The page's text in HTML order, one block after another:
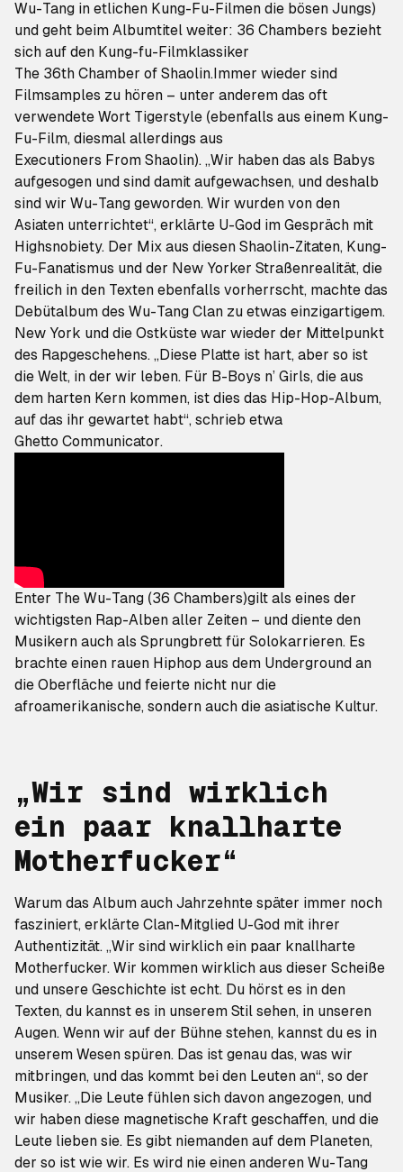
Wu-Tang in etlichen Kung-Fu-Filmen die bösen Jungs)
und geht beim Albumtitel weiter: 36 Chambers bezieht
sich auf den Kung-fu-Filmklassiker
The 36th Chamber of Shaolin.Immer wieder sind
Filmsamples zu hören – unter anderem das oft
verwendete Wort Tigerstyle (ebenfalls aus einem Kung-
Fu-Film, diesmal allerdings aus
Executioners From Shaolin). „Wir haben das als Babys
aufgesogen und sind damit aufgewachsen, und deshalb
sind wir Wu-Tang geworden. Wir wurden von den
Asiaten unterrichtet“, erklärte U-God im Gespräch mit
Highsnobiety. Der Mix aus diesen Shaolin-Zitaten, Kung-
Fu-Fanatismus und der New Yorker Straßenrealität, die
freilich in den Texten ebenfalls vorherrscht, machte das
Debütalbum des Wu-Tang Clan zu etwas einzigartigem.
New York und die Ostküste war wieder der Mittelpunkt
des Rapgeschehens. „Diese Platte ist hart, aber so ist
die Welt, in der wir leben. Für B-Boys n’ Girls, die aus
dem harten Kern kommen, ist dies das Hip-Hop-Album,
auf das ihr gewartet habt“, schrieb etwa
Ghetto Communicator.
Enter The Wu-Tang (36 Chambers)gilt als eines der
wichtigsten Rap-Alben aller Zeiten – und diente den
Musikern auch als Sprungbrett für Solokarrieren. Es
brachte einen rauen Hiphop aus dem Underground an
die Oberfläche und feierte nicht nur die
afroamerikanische, sondern auch die asiatische Kultur.
„Wir sind wirklich
ein paar knallharte
Motherfucker“
Warum das Album auch Jahrzehnte später immer noch
fasziniert, erklärte Clan-Mitglied U-God mit ihrer
Authentizität. „Wir sind wirklich ein paar knallharte
Motherfucker. Wir kommen wirklich aus dieser Scheiße
und unsere Geschichte ist echt. Du hörst es in den
Texten, du kannst es in unserem Stil sehen, in unseren
Augen. Wenn wir auf der Bühne stehen, kannst du es in
unserem Wesen spüren. Das ist genau das, was wir
mitbringen, und das kommt bei den Leuten an“, so der
Musiker. „Die Leute fühlen sich davon angezogen, und
wir haben diese magnetische Kraft geschaffen, und die
Leute lieben sie. Es gibt niemanden auf dem Planeten,
der so ist wie wir. Es wird nie einen anderen Wu-Tang